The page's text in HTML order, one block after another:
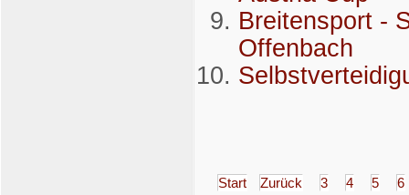
Breitensport -
Offenbach
Start Zurück 3 4 5 6